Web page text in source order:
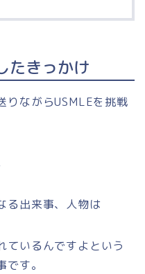
たきっかけ
りながらUSMLEを挑戦
る出来事、人物は
ているんですよという
す。